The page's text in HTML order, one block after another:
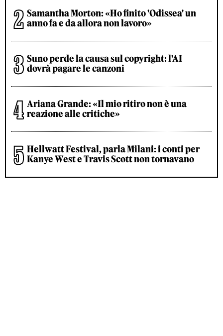
Samantha Morton: «Ho finito 'Odissea' un
anno fa e da allora non lavoro»
Suno perde la causa sul copyright: l'AI
dovrà pagare le canzoni
Ariana Grande: «Il mio ritiro non è una
reazione alle critiche»
Hellwatt Festival, parla Milani: i conti per
Kanye West e Travis Scott non tornavano